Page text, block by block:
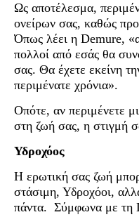
Ως αποτέλεσμα,
ονείρων σας, καθώς
Όπως λέει η Demure,
πολλοί από εσάς θα
σας. Θα έχετε εκείνη
περιμένατε χρόνια».
Οπότε, αν περιμένετε
στη ζωή σας, η στιγμή
Υδροχόος
Η ερωτική σας ζωή
στάσιμη, Υδροχόοι,
πάντα. Σύμφωνα με τη